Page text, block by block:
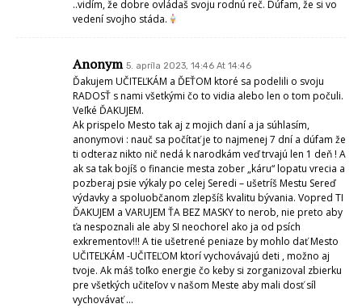
..vidím, že dobre ovládaš svoju rodnú reč. Dúfam, že si vo
vedení svojho stáda.
Anonym 5. apríla 2023, 14:46 At 14:46
Ďakujem UČITEĽKÁM a ĎEŤOM ktoré sa podelili o svoju
RADOSŤ s nami všetkými čo to vidia alebo len o tom počuli.
Veľké ĎAKUJEM.
Ak prispelo Mesto tak aj z mojich daní a ja súhlasím,
anonymovi : nauč sa počítať je to najmenej 7 dní a dúfam že
ti odteraz nikto nič nedá k narodkám veď trvajú len 1 deň ! A
ak sa tak bojíš o financie mesta zober „káru“ lopatu vrecia a
pozberaj psie výkaly po celej Seredi – ušetríš Mestu Sereď
výdavky a spoluobčanom zlepšíš kvalitu bývania. Vopred TI
ĎAKUJEM a VARUJEM ŤA BEZ MASKY to nerob, nie preto aby
ťa nespoznali ale aby SI neochorel ako ja od psích
exkrementov!!! A tie ušetrené peniaze by mohlo dať Mesto
UČITEĽKÁM -UČITEĽOM ktorí vychovávajú deti , možno aj
tvoje. Ak máš toľko energie čo keby si zorganizoval zbierku
pre všetkých učiteľov v našom Meste aby mali dosť síl
vychovávať …